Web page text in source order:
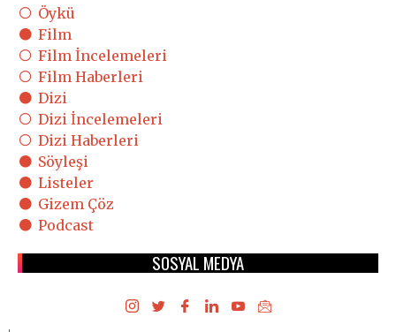
Öykü
Film
Film İncelemeleri
Film Haberleri
Dizi
Dizi İncelemeleri
Dizi Haberleri
Söyleşi
Listeler
Gizem Çöz
Podcast
SOSYAL MEDYA